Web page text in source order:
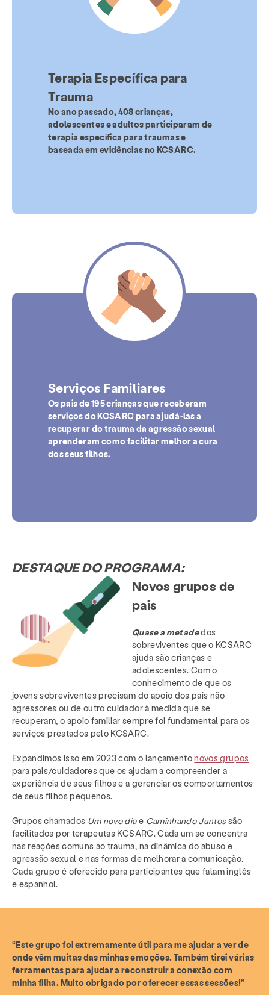
Terapia Específica para
Trauma
No ano passado, 408 crianças,
adolescentes e adultos participaram de
terapia específica para traumas e
baseada em evidências no KCSARC.
Serviços Familiares
Os pais de 195 crianças que receberam
serviços do KCSARC para ajudá-las a
recuperar do trauma da agressão sexual
aprenderam como facilitar melhor a cura
dos seus filhos.
DESTAQUE DO PROGRAMA:
Novos grupos de
pais
Quase a metadedos
sobreviventes que o KCSARC
ajuda são crianças e
adolescentes. Com o
conhecimento de que os
jovens sobreviventes precisam do apoio dos pais não
agressores ou de outro cuidador à medida que se
recuperam, o apoio familiar sempre foi fundamental para os
serviços prestados pelo KCSARC.
Expandimos isso em 2023 com o lançamentonovos grupos
para pais/cuidadores que os ajudam a compreender a
experiência de seus filhos e a gerenciar os comportamentos
de seus filhos pequenos.
Grupos chamados Um novo diae Caminhando Juntossão
facilitados por terapeutas KCSARC. Cada um se concentra
nas reações comuns ao trauma, na dinâmica do abuso e
agressão sexual e nas formas de melhorar a comunicação.
Cada grupo é oferecido para participantes que falam inglês
e espanhol.
“Este grupo foi extremamente útil para me ajudar a ver de
onde vêm muitas das minhas emoções. Também tirei várias
ferramentas para ajudar a reconstruir a conexão com
minha filha. Muito obrigado por oferecer essas sessões!”